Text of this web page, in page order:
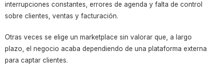
interrupciones constantes, errores de agenda y falta de control
sobre clientes, ventas y facturación.
Otras veces se elige un marketplace sin valorar que, a largo
plazo, el negocio acaba dependiendo de una plataforma externa
para captar clientes.